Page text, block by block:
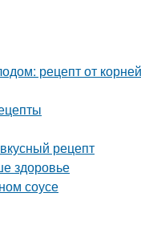
рецепт от корней
рецепт
здоровье
соусе